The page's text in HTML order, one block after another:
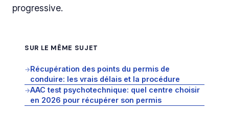
progressive.
SUR LE MÊME SUJET
→Récupération des points du permis de
conduire: les vrais délais et la procédure
→AAC test psychotechnique: quel centre choisir
en 2026 pour récupérer son permis